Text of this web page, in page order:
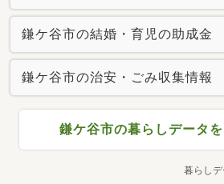
鎌ケ谷市の結婚・育児の助成金
鎌ケ谷市の治安・ごみ収集情報
鎌ケ谷市の暮らしデータ
暮らしデ